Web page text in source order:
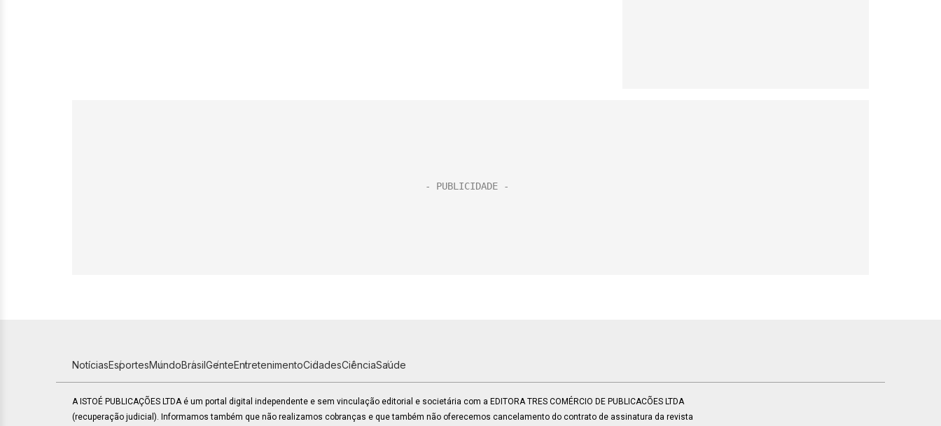
NotíciasEsportesMundoBrasilGenteEntretenimentoCidadesCiênciaSaúde
A ISTOÉ PUBLICAÇÕES LTDA é um portal digital independente e sem vinculação editorial e societária com a EDITORA TRES COMÉRCIO DE PUBLICACÕES LTDA
(recuperação judicial). Informamos também que não realizamos cobranças e que também não oferecemos cancelamento do contrato de assinatura da revista